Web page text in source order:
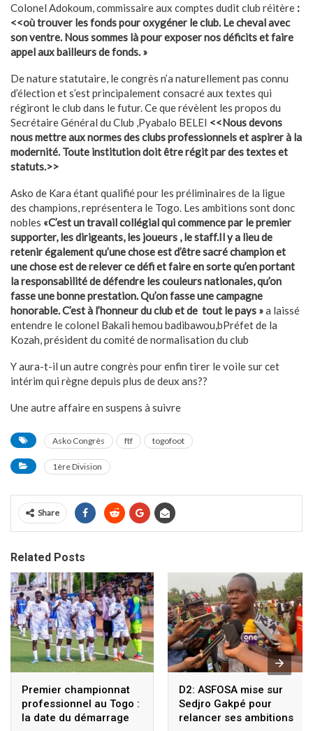
Colonel Adokoum, commissaire aux comptes dudit club réitère :
<<où trouver les fonds pour oxygéner le club. Le cheval avec
son ventre. Nous sommes là pour exposer nos déficits et faire
appel aux bailleurs de fonds. »
De nature statutaire, le congrès n’a naturellement pas connu
d’élection et s’est principalement consacré aux textes qui
régiront le club dans le futur. Ce que révèlent les propos du
Secrétaire Général du Club ,Pyabalo BELEI <<Nous devons
nous mettre aux normes des clubs professionnels et aspirer à la
modernité. Toute institution doit être régit par des textes et
statuts.>>
Asko de Kara étant qualifié pour les préliminaires de la ligue
des champions, représentera le Togo. Les ambitions sont donc
nobles «C’est un travail collégial qui commence par le premier
supporter, les dirigeants, les joueurs , le staff.Il y a lieu de
retenir également qu’une chose est d’être sacré champion et
une chose est de relever ce défi et faire en sorte qu’en portant
la responsabilité de défendre les couleurs nationales, qu’on
fasse une bonne prestation. Qu’on fasse une campagne
honorable. C’est à l’honneur du club et de tout le pays »a laissé
entendre le colonel Bakali hemou badibawou,bPréfet de la
Kozah, président du comité de normalisation du club
Y aura-t-il un autre congrès pour enfin tirer le voile sur cet
intérim qui règne depuis plus de deux ans??
Une autre affaire en suspens à suivre
Asko Congrès ftf togofoot
1ère Division
Share
Related Posts
Premier championnat
professionnel au Togo :
la date du démarrage
D2: ASFOSA mise sur
Sedjro Gakpé pour
relancer ses ambitions